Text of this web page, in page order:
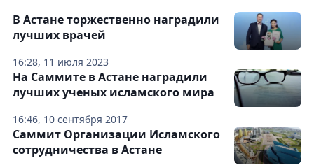
16:28, 11 июля 2023
В Астане торжественно наградили
лучших врачей
16:46, 10 сентября 2017
На Саммите в Астане наградили
лучших ученых исламского мира
Саммит Организации Исламского
сотрудничества в Астане